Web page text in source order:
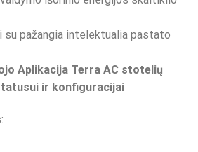
su pažangia intelektualia pastato
Aplikacija Terra AC stotelių
ir konfiguracijai